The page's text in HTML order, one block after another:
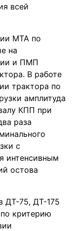
всей
МТА по
на
и ПМП
В работе
трактора по
амплитуда
КПП при
раза
с
интенсивным
остова
ДТ-75, ДТ-175
критерию